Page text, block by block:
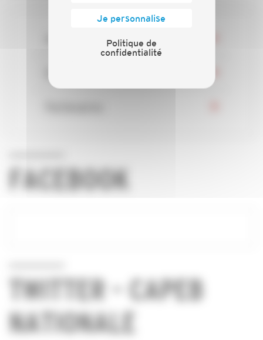
FACEBOOK
TWITTER - CAPEB
NATIONALE
Je personnalise
Politique de
confidentialité